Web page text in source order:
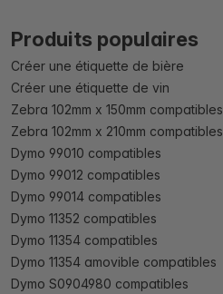
Produits populaires
Créer une étiquette de bière
Créer une étiquette de vin
Zebra 102mm x 150mm compatibles
Zebra 102mm x 210mm compatibles
Dymo 99010 compatibles
Dymo 99012 compatibles
Dymo 99014 compatibles
Dymo 11352 compatibles
Dymo 11354 compatibles
Dymo 11354 amovible compatibles
Dymo S0904980 compatibles